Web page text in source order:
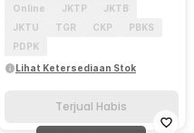
Online JKTP
JKTB
JKTU
TGR CKP
PBKS
PDPK
Lihat Ketersediaan Stok
Terjual Habis